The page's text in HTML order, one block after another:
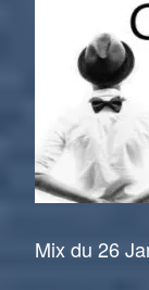
Mix du 26